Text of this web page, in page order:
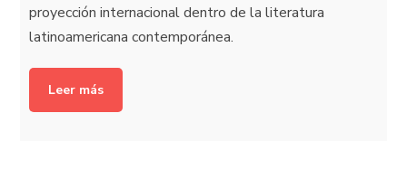
proyección internacional dentro de la literatura
latinoamericana contemporánea.
Leer más